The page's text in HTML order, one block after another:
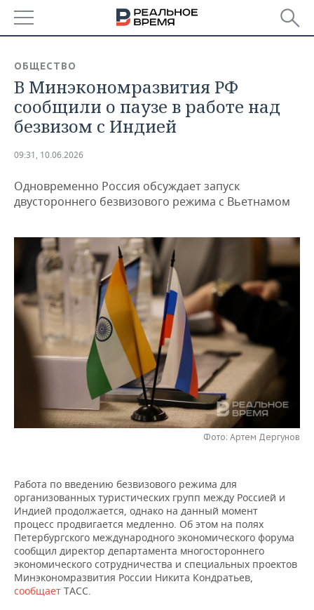
БАШКОРТОСТАН
ТАТАРСТАН
НОВОСТИ
АНАЛИТИКА
ДЕКЛАРАЦИИ О ДОХОДАХ
КОРОЛИ ГОСЗАКАЗА ПФО
ВУЗЫ ТАТАРСТАНА
КОМУ ПРИНАДЛЕЖАТ
ТОРГОВЫЕ ЦЕНТРЫ
ТАТАРСТАНА
НОВОСТИ ЭКОНОМИКИ
ФИНАНСЫ
БАНКИ
БЮДЖЕТ
ИНВЕСТИЦИИ
ПРОМЫШЛЕННОСТЬ
НОВОСТИ
АГРОПРОМ
МАШИНОСТРОЕНИЕ
НЕФТЕХИМИЯ
НЕФТЬ
ЭНЕРГЕТИКА
НЕДВИЖИМОСТЬ
НОВОСТИ НЕДВИЖИМОСТИ
АВТО
НОВОСТИ АВТО
БИЗНЕС
НОВОСТИ БИЗНЕСА
РОЗНИЧНАЯ ТОРГОВЛЯ
УСЛУГИ
ТЕХНОЛОГИИ
НОВОСТИ ТЕХНОЛОГИЙ
МЕДИА
МЕРОПРИЯТИЯ
НОВОСТИ МЕРОПРИЯТИЙ
ВЫЕЗДНАЯ РЕДАКЦИЯ
ОТКРЫТАЯ ЛЕКЦИЯ
НОВОСТИ СПОРТА
БАСКЕТБОЛ
ВОЛЕЙБОЛ
КИБЕРСПОРТ
ФИГУРНОЕ КАТАНИЕ
ОБЩЕСТВО
ИНФРАСТРУКТУРА
ИСТОРИЯ
КУЛЬТУРА
МЕДИЦИНА
СПРАВОЧНИК
СПИСОК ПЕРСОН
СПИСОК КОМПАНИЙ
ПОЛНАЯ ВЕРСИЯ
ОБЩЕСТВО
В Минэкономразвития РФ
сообщили о паузе в работе над
безвизом с Индией
09:31, 10.06.2026
Одновременно Россия обсуждает запуск
двустороннего безвизового режима с Вьетнамом
Фото: Артем Дергунов
Работа по введению безвизового режима для
организованных туристических групп между Россией и
Индией продолжается, однако на данный момент
процесс продвигается медленно. Об этом на полях
Петербургского международного экономического форума
сообщил директор департамента многостороннего
экономического сотрудничества и специальных проектов
Минэкономразвития России Никита Кондратьев,
сообщает ТАСС.